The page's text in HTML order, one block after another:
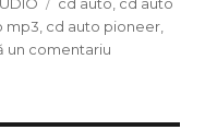
cd auto, cd auto
mp3, cd auto pioneer,
un comentariu